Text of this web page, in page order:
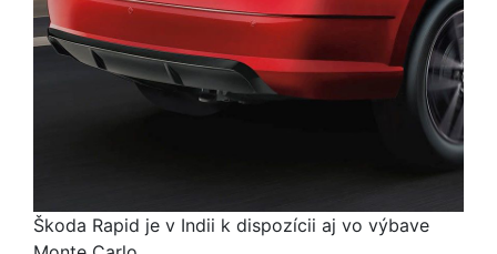
Škoda Rapid je v Indii k dispozícii aj vo výbave